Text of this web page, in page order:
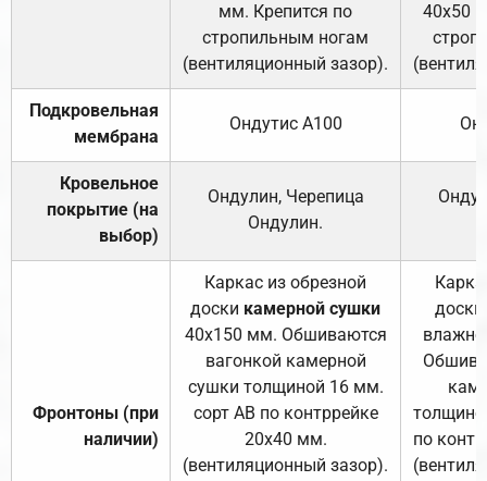
мм. Крепится по
стропильным ногам
(вентиляционный зазор).
40х50
Подкровельная
мембрана
Ондутис А100
Кровельное
покрытие (на
выбор)
Ондулин, Черепица
Ондулин.
Фронтоны (при
наличии)
Каркас из обрезной
доски камерной сушки
40х150 мм. Обшиваются
вагонкой камерной
сушки толщиной 16 мм.
сорт АВ по контррейке
20х40 мм.
(вентиляционный зазор).
доски
по